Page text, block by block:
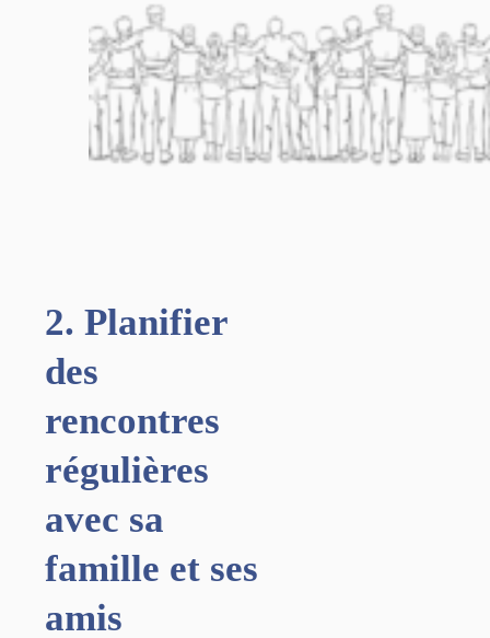
2. Planifier
des
rencontres
régulières
avec sa
famille et ses
amis